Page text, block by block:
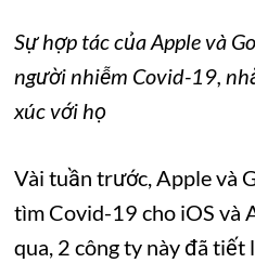
Sự hợp tác của Apple và
người nhiễm Covid-19,
xúc với họ
Vài tuần trước, Apple và
tìm Covid-19 cho iOS và
qua, 2 công ty này đã tiết